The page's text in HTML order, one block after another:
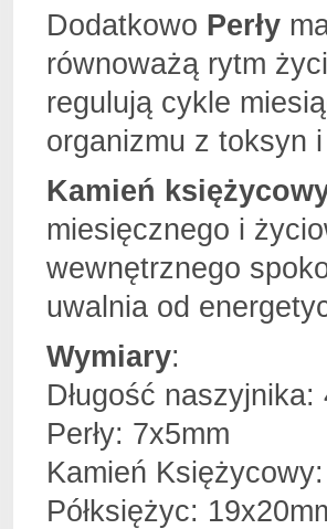
Dodatkowo Perły
równoważą rytm
regulują cykle
organizmu z toksyn
Kamień
miesięcznego i
wewnętrznego
uwalnia od
Wymiary:
Długość
Perły: 7x5mm
Kamień
Półksiężyc: